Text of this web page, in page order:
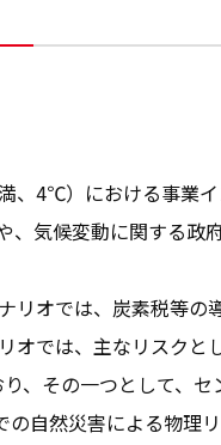
、4℃）における事業イ
、気候変動に関する
オでは、炭素税等の
では、主なリスクと
、その一つとして、
自然災害による物理